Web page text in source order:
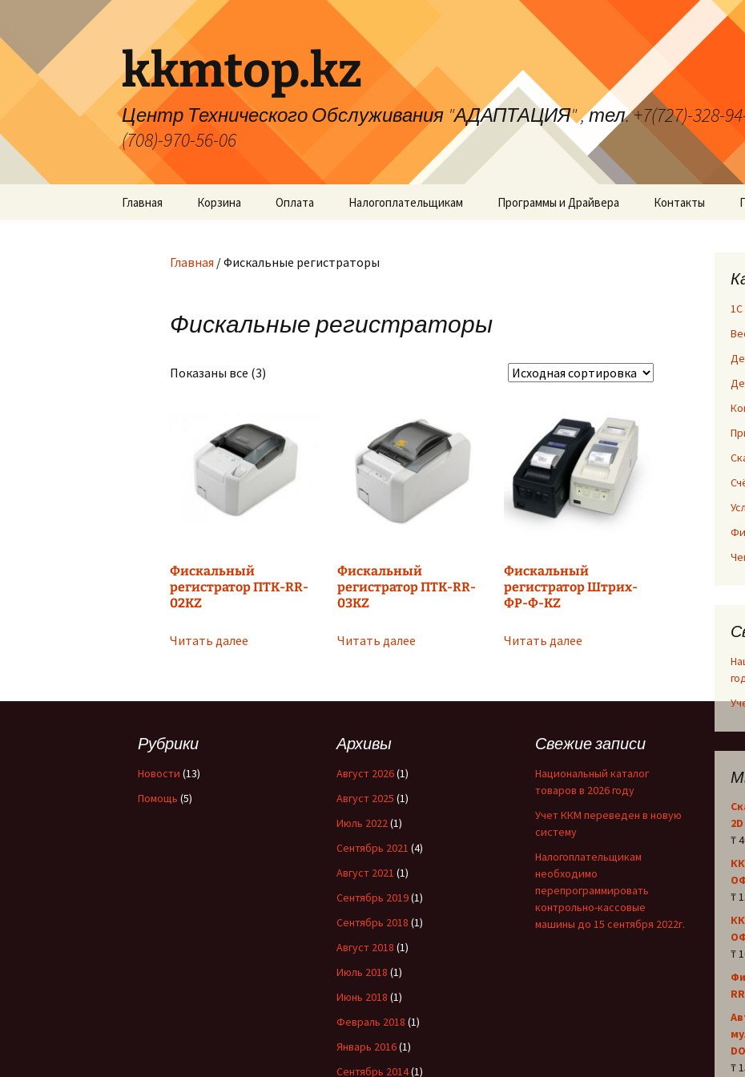
содержимому
kkmtop.kz
Центр Технического Обслуживания "АДАПТАЦИЯ" , тел. +7(727)-328-94-
(708)-970-56-06
Главная Корзина Оплата Налогоплательщикам Программы и Драйвера Контакты
Главная / Фискальные регистраторы
Фискальные регистраторы
Показаны все (3)
Фискальный
регистратор ПТК-RR-
02KZ
Читать далее
Фискальный
регистратор ПТК-RR-
03KZ
Читать далее
Фискальный
регистратор Штрих-
ФР-Ф-KZ
Читать далее
2D
₸
₸
₸
₸
Рубрики
Новости (13)
Помощь (5)
Архивы
Август 2026(1)
Август 2025 (1)
Июль 2022 (1)
Сентябрь 2021 (4)
Август 2021 (1)
Сентябрь 2019(1)
Сентябрь 2018 (1)
Август 2018 (1)
Июль 2018 (1)
Июнь 2018 (1)
Февраль 2018 (1)
Январь 2016(1)
Сентябрь 2014(1)
Свежие записи
Национальный каталог
товаров в 2026 году
Учет ККМ переведен в новую
систему
Налогоплательщикам
необходимо
перепрограммировать
контрольно-кассовые
машины до 15 сентября 2022г.